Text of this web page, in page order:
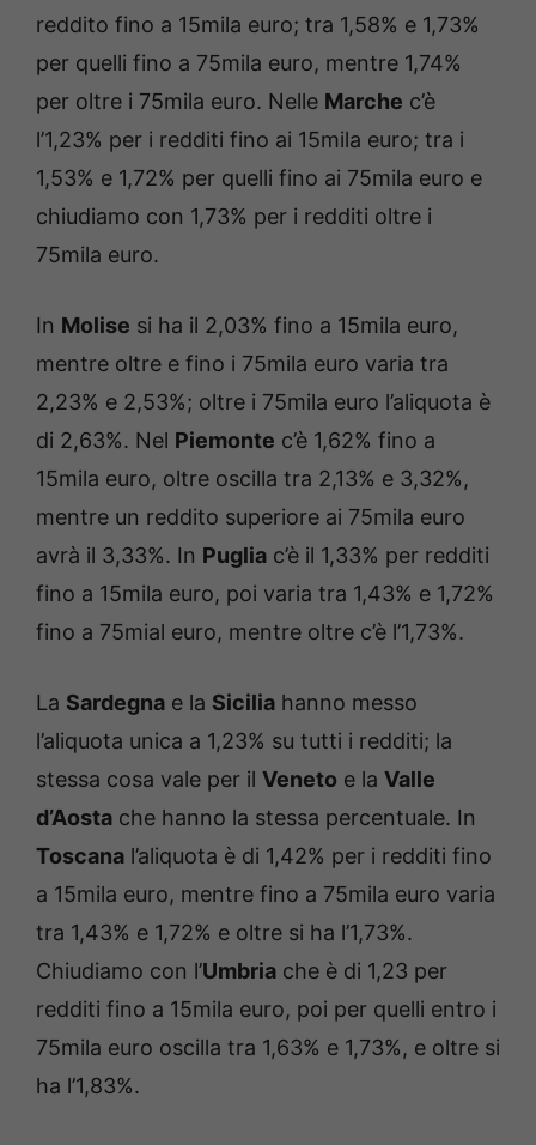
reddito fino a 15mila euro; tra 1,58% e 1,73%
per quelli fino a 75mila euro, mentre 1,74%
per oltre i 75mila euro. Nelle Marche c’è
l’1,23% per i redditi fino ai 15mila euro; tra i
1,53% e 1,72% per quelli fino ai 75mila euro e
chiudiamo con 1,73% per i redditi oltre i
75mila euro.
In Molise si ha il 2,03% fino a 15mila euro,
mentre oltre e fino i 75mila euro varia tra
2,23% e 2,53%; oltre i 75mila euro l’aliquota è
di 2,63%. Nel Piemonte c’è 1,62% fino a
15mila euro, oltre oscilla tra 2,13% e 3,32%,
mentre un reddito superiore ai 75mila euro
avrà il 3,33%. In Puglia c’è il 1,33% per redditi
fino a 15mila euro, poi varia tra 1,43% e 1,72%
fino a 75mial euro, mentre oltre c’è l’1,73%.
La Sardegna e la Sicilia hanno messo
l’aliquota unica a 1,23% su tutti i redditi; la
stessa cosa vale per il Veneto e la Valle
d’Aosta che hanno la stessa percentuale. In
Toscana l’aliquota è di 1,42% per i redditi fino
a 15mila euro, mentre fino a 75mila euro varia
tra 1,43% e 1,72% e oltre si ha l’1,73%.
Chiudiamo con l’Umbria che è di 1,23 per
redditi fino a 15mila euro, poi per quelli entro i
75mila euro oscilla tra 1,63% e 1,73%, e oltre si
ha l’1,83%.